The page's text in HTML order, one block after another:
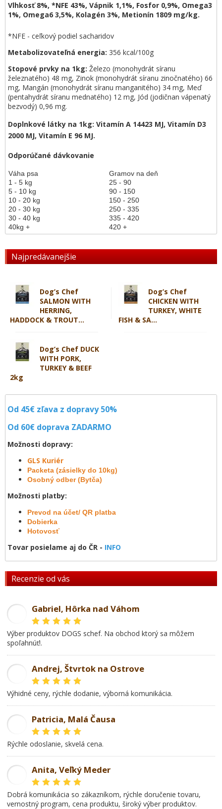
Od 45€ zľava z dopravy 50%
Od 60€ doprava ZADARMO
Možnosti dopravy:
GLS Kuriér
Packeta (zásielky do 10kg)
Osobný odber (Bytča)
Možnosti platby:
Prevod na účet/ QR platba
Dobierka
Hotovosť
Tovar posielame aj do ČR - INFO
Recenzie od vás
Gabriel, Hôrka nad Váhom
Výber produktov DOGS schef. Na obchod ktorý sa môžem
spoľahnúť!.
Andrej, Štvrtok na Ostrove
Výhidné ceny, rýchle dodanie, výborná komunikácia.
Patricia, Malá Čausa
rýchle odoslanie, skvelá cena.
Anita, Veľký Meder
dobrá komunikácia so zákazníkom, rýchle doručenie tovaru,
vernostný program, cena produktu, široký výber produktov.
Najpredávanejšie
Dog’s Chef
SALMON WITH
HERRING,
HADDOCK & TROUT...
Dog’s Chef
CHICKEN WITH
TURKEY, WHITE
FISH & SA...
Dog’s Chef DUCK
WITH PORK,
TURKEY & BEEF
2kg
Vlhkosť 8%, *NFE 43%, Vápnik 1,1%, Fosfor 0,9%, Omega3
1%, Omega6 3,5%, Kolagén 3%, Metionín 1809 mg/kg.
*NFE - ceľkový podiel sacharidov
Metabolizovateľná energia: 356 kcal/100g
Stopové prvky na 1kg: Železo (monohydrát síranu
železnatého) 48 mg, Zinok (monohydrát síranu zinočnatého) 66
mg, Mangán (monohydrát síranu manganitého) 34 mg, Meď
(pentahydrát síranu mednatého) 12 mg, Jód (jodičnan vápenatý
bezvodý) 0,96 mg.
Doplnkové látky na 1kg: Vitamín A 14423 MJ, Vitamín D3
2000 MJ, Vitamín E 96 MJ.
Odporúčané dávkovanie
Váha psa
Gramov na deň
1 - 5 kg
25 - 90
5 - 10 kg
90 - 150
10 - 20 kg
150 - 250
20 - 30 kg
250 - 335
30 - 40 kg
335 - 420
40kg +
420 +